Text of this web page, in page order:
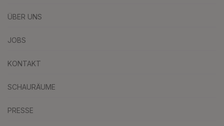
ÜBER UNS
JOBS
KONTAKT
SCHAURÄUME
PRESSE